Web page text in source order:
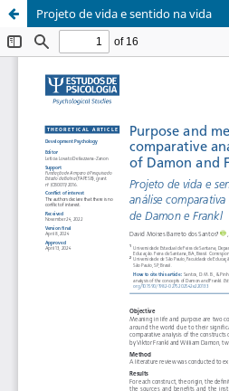
Projeto de vida e sentido na vida